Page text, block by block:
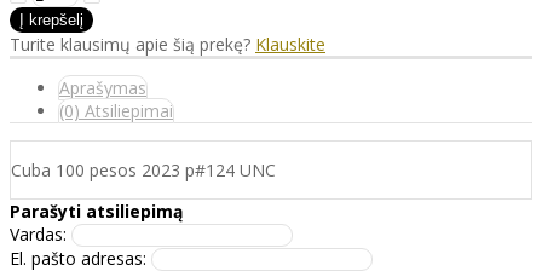
Turite klausimų apie šią prekę? Klauskite
Aprašymas
(0) Atsiliepimai
Cuba 100 pesos 2023 p#124 UNC
Parašyti atsiliepimą
Vardas:
El. pašto adresas: